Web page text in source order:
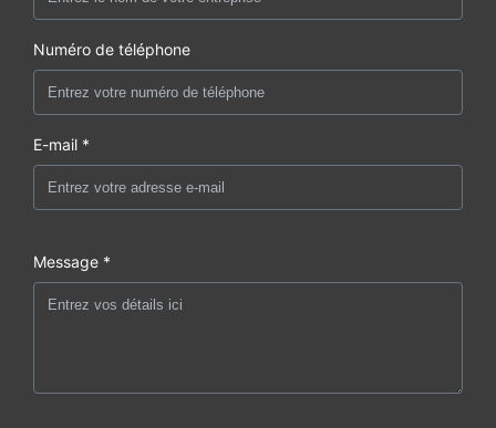
Numéro de téléphone
E-mail *
Message *